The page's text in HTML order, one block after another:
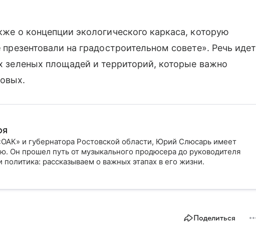
о концепции экологического каркаса, которую
на градостроительном совете». Речь идет
площадей и территорий, которые важно
и губернатора Ростовской области, Юрий Слюсарь имеет
Он прошел путь от музыкального продюсера до руководителя
рассказываем о важных этапах в его жизни.
Поделиться